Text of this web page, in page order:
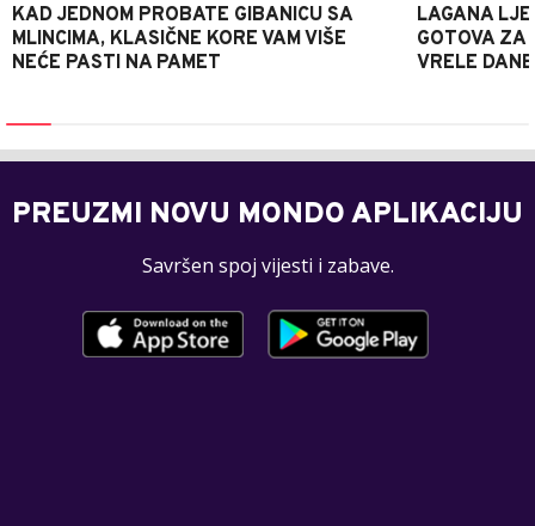
KAD JEDNOM PROBATE GIBANICU SA
MLINCIMA, KLASIČNE KORE VAM VIŠE
NEĆE PASTI NA PAMET
LAGANA
GOTOVA ZA
VRELE DANE
PREUZMI NOVU MONDO APLIKACIJU
Savršen spoj vijesti i zabave.